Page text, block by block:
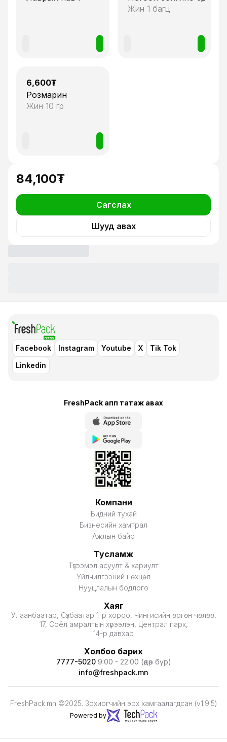
Жин 1 багц
1
6,600₮
Розмарин
Жин 10 гр
84,100₮
Сагслах
Шууд авах
Facebook Instagram Youtube X
Tik Tok
Linkedin
FreshPack апп татаж авaх
Компани
Бидний тухай
Бизнесийн хамтрал
Ажлын байр
Тусламж
Түгээмэл асуулт & хариулт
Үйлчилгээний нөхцөл
Нууцлалын бодлого
Хаяг
Улаанбаатар, Сүхбаатар 1-р хороо, Чингисийн өргөн чөлөө,
17, Соёл амралтын хүрээлэн, Централ парк,
14-р давхар
Холбоо барих
7777-5020 9:00 - 22:00 (өдөр бүр)
info@freshpack.mn
FreshPack.mn ©2025. Зохиогчийн эрх хамгаалагдсан (v1.9.5)
Powered by